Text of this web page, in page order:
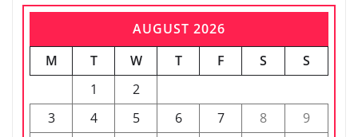
AUGUST 2026
M
T W T F S
S
1
2
3
4 5 6 7 8
9